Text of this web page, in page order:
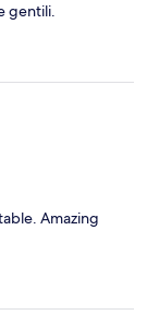
gentili.
Amazing